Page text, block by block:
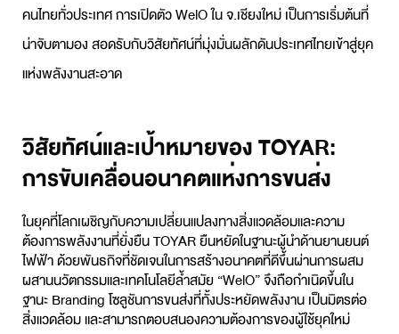
คนไทยทั่วประเทศ การเปิดตัว WelO ใน จ.เชียงใหม่ เป็นการเริ่มต้นที่
น่าจับตามอง สอดรับกับวิสัยทัศน์ที่มุ่งมั่นผลักดันประเทศไทยเข้าสู่ยุค
แห่งพลังงานสะอาด
วิสัยทัศน์และเป้าหมายของ TOYAR:
การขับเคลื่อนอนาคตแห่งการขนส่ง
ในยุคที่โลกเผชิญกับความเปลี่ยนแปลงทางสิ่งแวดล้อมและความ
ต้องการพลังงานที่ยั่งยืน TOYAR ยืนหยัดในฐานะผู้นำด้านยานยนต์
ไฟฟ้า ด้วยพันธกิจที่ชัดเจนในการสร้างอนาคตที่ดีขึ้นผ่านการผสม
ผสานนวัตกรรมและเทคโนโลยีล้ำสมัย “WelO” จึงถือกำเนิดขึ้นใน
ฐานะBrandingโซลูชันการขนส่งที่ทั้งประหยัดพลังงาน เป็นมิตรต่อ
สิ่งแวดล้อม และสามารถตอบสนองความต้องการของผู้ใช้ยุคใหม่